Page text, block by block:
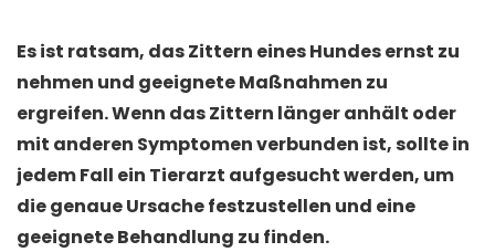
Es ist ratsam, das Zittern eines Hundes ernst zu
nehmen und geeignete Maßnahmen zu
ergreifen. Wenn das Zittern länger anhält oder
mit anderen Symptomen verbunden ist, sollte in
jedem Fall ein Tierarzt aufgesucht werden, um
die genaue Ursache festzustellen und eine
geeignete Behandlung zu finden.